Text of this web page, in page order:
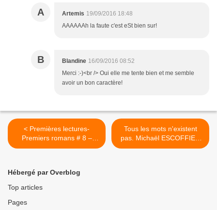
A Artemis 19/09/2016 18:48
AAAAAAh la faute c'est eSt bien sur!
B Blandine 16/09/2016 08:52
Merci :-)<br /> Oui elle me tente bien et me semble
avoir un bon caractère!
< Premières lectures-
Premiers romans # 8 –
Mythologie grecque - 2016
Tous les mots n'existent
pas. Michaël ESCOFFIER
et Matthieu MAUDET (Dès
Hébergé par Overblog
Top articles
Pages